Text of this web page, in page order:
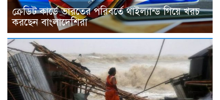
ক্রেডিট কার্ডে ভারতের পরিবর্তে থাইল্যান্ড গিয়ে খরচ
করছেন বাংলাদেশিরা